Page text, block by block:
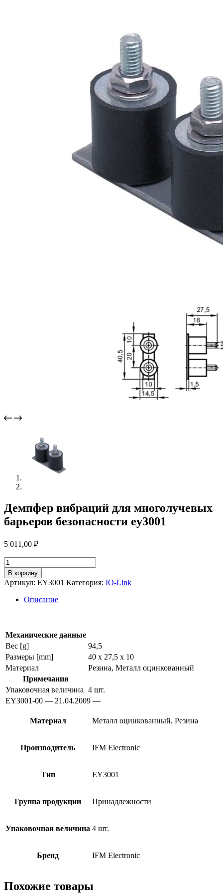
Демпфер вибраций для многолучевых
барьеров безопасности ey3001
5 011,00 ₽
Количество
товара
Демпфер
вибраций
многолучевых
ey3001
В корзину
Артикул: EY3001 Категория: IO-Link
Описание
Механические данные
Вес [g]
94,5
Размеры [mm]
40 x 27,5 x 10
Материал
Резина, Металл оцинкованный
Примечания
Упаковочная величина 4 шт.
EY3001-00 — 21.04.2009 —
Материал Металл оцинкованный, Резина
Производитель IFM Electronic
Тип EY3001
Группа продукции Принадлежности
Упаковочная величина 4 шт.
Бренд IFM Electronic
Похожие товары